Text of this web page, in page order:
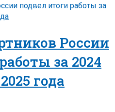
России
за 2024
года